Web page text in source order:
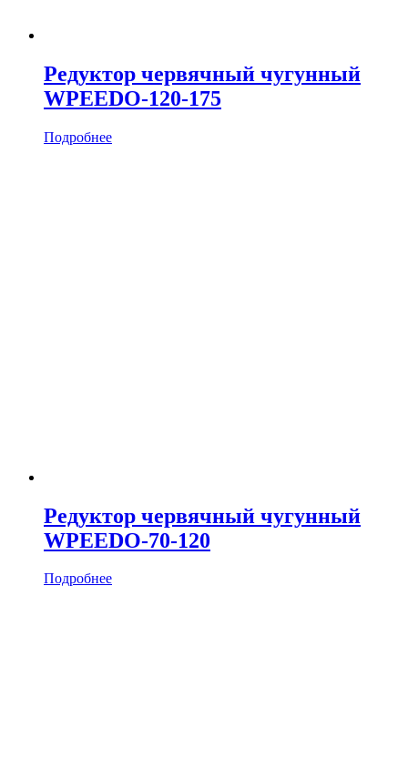
Редуктор червячный чугунный
WPEEDO-120-175
Подробнее
Редуктор червячный чугунный
WPEEDO-70-120
Подробнее